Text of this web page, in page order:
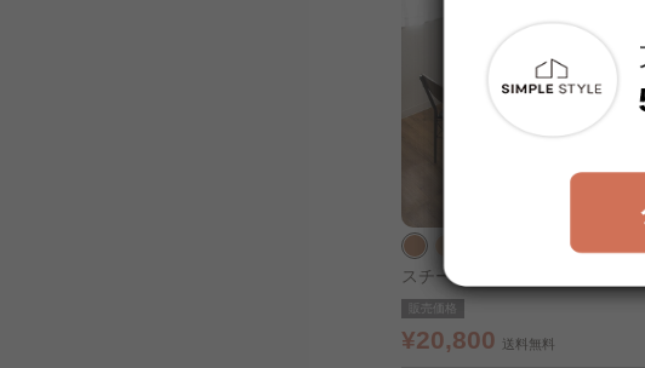
スチールダイニングセット 4人用
5点セット STDSET-5 ﾌﾞﾗｳﾝ
販売価格
¥20,800 送料無料